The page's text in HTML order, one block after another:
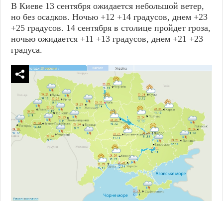
В Киеве 13 сентября ожидается небольшой ветер,
но без осадков. Ночью +12 +14 градусов, днем +23
+25 градусов. 14 сентября в столице пройдет гроза,
ночью ожидается +11 +13 градусов, днем +21 +23
градуса.